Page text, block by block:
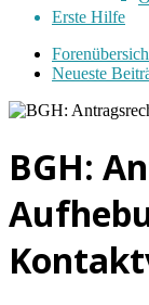
Erste Hilfe
Neueste
BGH: